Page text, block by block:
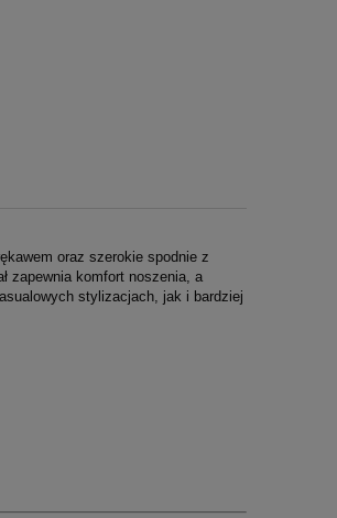
oraz szerokie spodnie z
zapewnia komfort noszenia, a
stylizacjach, jak i bardziej